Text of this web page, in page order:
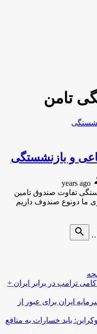
تامن
و بازنشستگی
تفاوت صندوق تامین
ما دونوع صندوف داریم
search
ترامپ در برابر ایران +
ایران برای عبور از
باید خسارات به منافع